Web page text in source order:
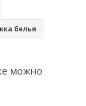
белья
можно